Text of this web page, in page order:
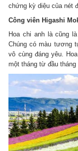
chứng kỳ diệu của nét
Công viên Higashi
Hoa chi anh là cũng
Chúng có màu tương
vô cùng đáng yêu.
một tháng từ đầu tháng